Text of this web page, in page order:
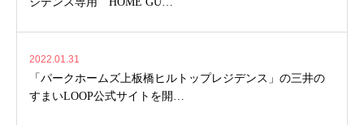
2022.01.31
「パークホームズ上板橋ヒルトップレジデンス」の三井の
すまいLOOP公式サイトを開…